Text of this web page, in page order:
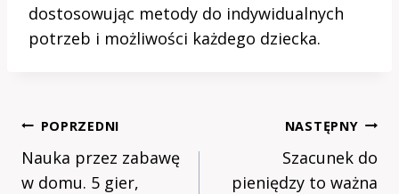
dostosowując metody do indywidualnych
potrzeb i możliwości każdego dziecka.
Nawigacja
Wpisu
POPRZEDNI
Nauka przez zabawę
w domu. 5 gier,
NASTĘPNY
Szacunek do
pieniędzy to ważna